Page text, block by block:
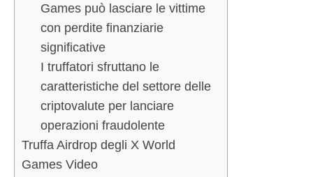
Games può lasciare le vittime
con perdite finanziarie
significative
I truffatori sfruttano le
caratteristiche del settore delle
criptovalute per lanciare
operazioni fraudolente
Truffa Airdrop degli X World
Games Video